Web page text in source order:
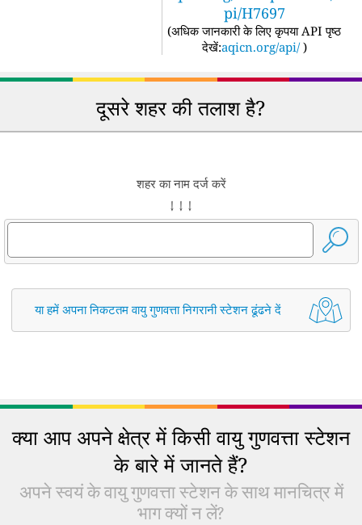
pi/H7697
(अधिक जानकारी के लिए कृपया API पृष्ठ
देखें:aqicn.org/api/ )
दूसरे शहर की तलाश है?
शहर का नाम दर्ज करें
↓ ↓ ↓
या हमें अपना निकटतम वायु गुणवत्ता निगरानी स्टेशन ढूंढने दें
क्या आप अपने क्षेत्र में किसी वायु गुणवत्ता स्टेशन
के बारे में जानते हैं?
अपने स्वयं के वायु गुणवत्ता स्टेशन के साथ मानचित्र में
भाग क्यों न लें?